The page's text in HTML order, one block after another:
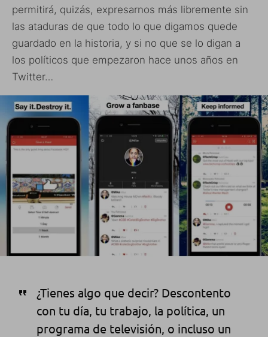
permitirá, quizás, expresarnos más libremente sin
las ataduras de que todo lo que digamos quede
guardado en la historia, y si no que se lo digan a
los políticos que empezaron hace unos años en
Twitter…
¿Tienes algo que decir? Descontento
con tu día, tu trabajo, la política, un
programa de televisión, o incluso un